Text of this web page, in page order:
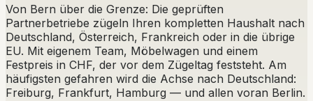
Von Bern über die Grenze: Die geprüften
Partnerbetriebe zügeln Ihren kompletten Haushalt nach
Deutschland, Österreich, Frankreich oder in die übrige
EU. Mit eigenem Team, Möbelwagen und einem
Festpreis in CHF, der vor dem Zügeltag feststeht. Am
häufigsten gefahren wird die Achse nach Deutschland:
Freiburg, Frankfurt, Hamburg — und allen voran Berlin.